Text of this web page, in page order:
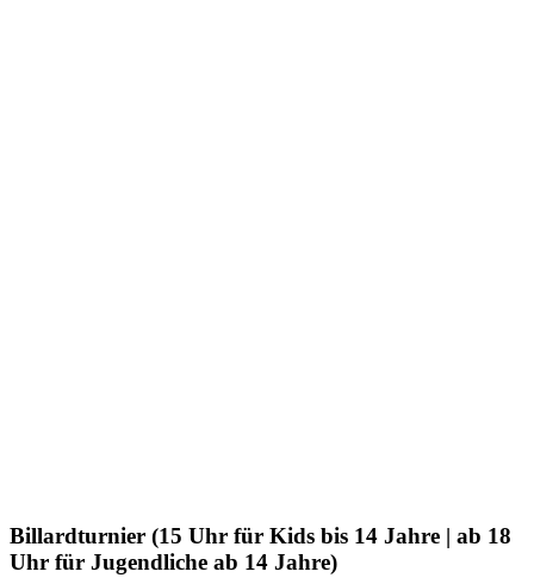
Billardturnier (15 Uhr für Kids bis 14 Jahre | ab 18
Uhr für Jugendliche ab 14 Jahre)